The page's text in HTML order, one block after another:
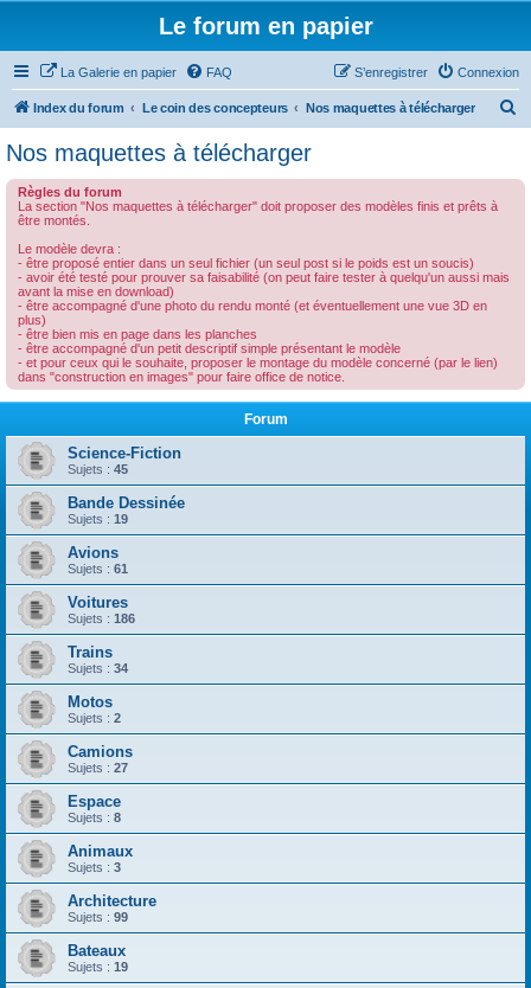
Le forum en papier
La Galerie en papier FAQ Connexion
S’enregistrer
Index du forum Le coin des concepteurs Nos maquettes à télécharger
Nos maquettes à télécharger
Règles du forum
La section "Nos maquettes à télécharger" doit proposer des modèles finis et prêts à
être montés.
Le modèle devra :
- être proposé entier dans un seul fichier (un seul post si le poids est un soucis)
- avoir été testé pour prouver sa faisabilité (on peut faire tester à quelqu'un aussi mais
avant la mise en download)
- être accompagné d'une photo du rendu monté (et éventuellement une vue 3D en
plus)
- être bien mis en page dans les planches
- être accompagné d'un petit descriptif simple présentant le modèle
- et pour ceux qui le souhaite, proposer le montage du modèle concerné (par le lien)
dans "construction en images" pour faire office de notice.
Forum
Science-Fiction
Sujets : 45
Bande Dessinée
Sujets : 19
Avions
Sujets : 61
Voitures
Sujets : 186
Trains
Sujets : 34
Motos
Sujets : 2
Camions
Sujets : 27
Espace
Sujets : 8
Animaux
Sujets : 3
Architecture
Sujets : 99
Bateaux
Sujets : 19